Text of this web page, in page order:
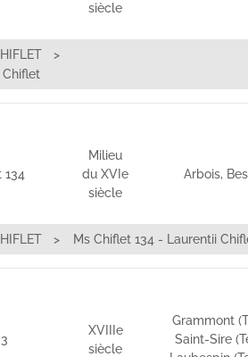
siècle
Chiflet
134
Milieu
du XVIe
siècle
Arbois,
Ms Chiflet 134 - Laurentii
XVIIIe
siècle
Grammont
Saint-Sire